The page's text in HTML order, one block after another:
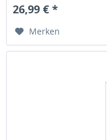
26,99 € *
Merken